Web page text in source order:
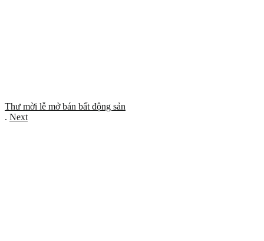
Thư mời lễ mở bán bất động sản
. Next